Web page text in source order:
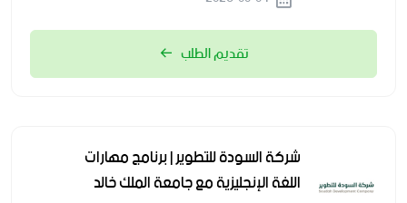
تقديم الطلب
شركة السودة للتطوير | برنامج مهارات
اللغة الإنجليزية مع جامعة الملك خالد